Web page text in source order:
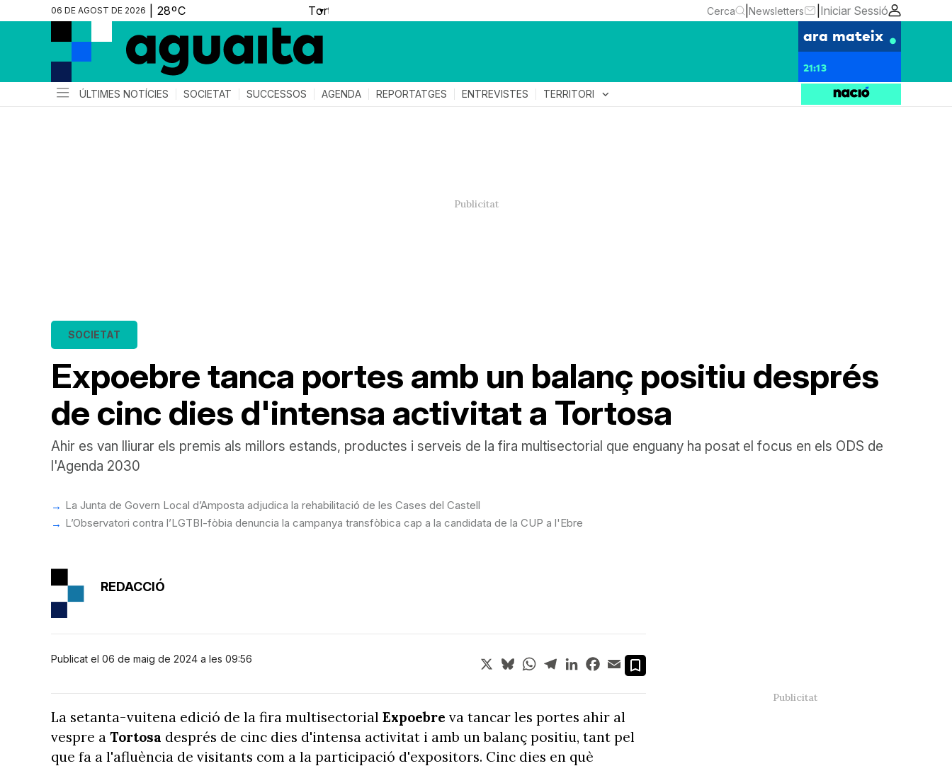
06 DE AGOST DE 2026 ▼ Cerca Newsletters Iniciar Sessió
ara mateix
21:13
ÚLTIMES NOTÍCIES SOCIETAT SUCCESSOS AGENDA REPORTATGES ENTREVISTES TERRITORI expand_more
Expoebre tanca portes amb un balanç positiu després
de cinc dies d'intensa activitat a Tortosa
SOCIETAT
Ahir es van lliurar els premis als millors estands, productes i serveis de la fira multisectorial que enguany ha posat el focus en els ODS de
l'Agenda 2030
La Junta de Govern Local d’Amposta adjudica la rehabilitació de les Cases del Castell
L’Observatori contra l’LGTBI-fòbia denuncia la campanya transfòbica cap a la candidata de la CUP a l'Ebre
REDACCIÓ
Publicat el 06 de maig de 2024 a les 09:56 X BlueskyWhatsApp
TelegramLinkedInFacebook
Email
La setanta-vuitena edició de la fira multisectorial Expoebre va tancar les portes ahir al
vespre a Tortosa després de cinc dies d'intensa activitat i amb un balanç positiu, tant pel
que fa a l'afluència de visitants com a la participació d'expositors. Cinc dies en què